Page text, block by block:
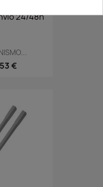
24/48h
€